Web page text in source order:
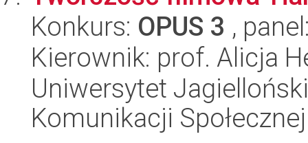
Konkurs: OPUS 3 ,
Kierownik: prof. Alicja
Uniwersytet
Komunikacji Społecznej